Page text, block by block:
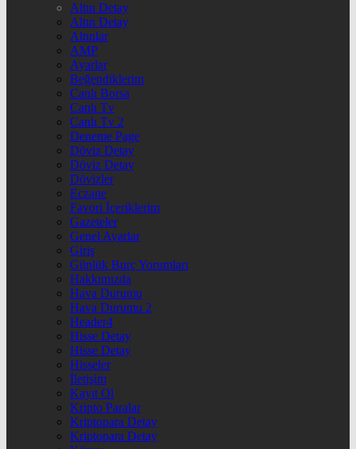
Altın Detay
Altın Detay
Altınlar
AMP
Ayarlar
Beğendiklerim
Canlı Borsa
Canlı Tv
Canlı Tv 2
Deneme Page
Döviz Detay
Döviz Detay
Dövizler
Eczane
Favori İçeriklerim
Gazeteler
Genel Ayarlar
Giriş
Günlük Burç Yorumları
Hakkımızda
Hava Durumu
Hava Durumu 2
Header4
Hisse Detay
Hisse Detay
Hisseler
İletişim
Kayıt Ol
Kripto Paralar
Kriptopara Detay
Kriptopara Detay